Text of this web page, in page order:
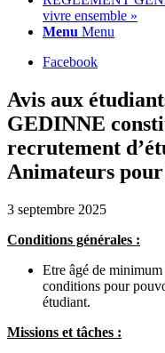
vivre ensemble »
Menu Menu
Facebook
Avis aux
GEDINNE
recrutement
Animateurs
3 septembre 2025
Conditions générales :
Etre âgé de minimum
conditions pour
étudiant.
Missions et tâches :